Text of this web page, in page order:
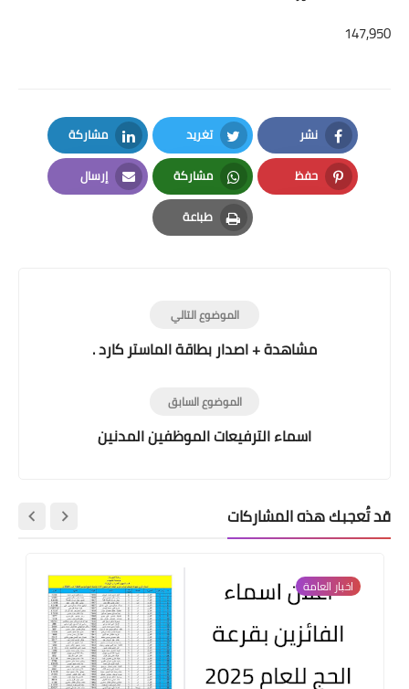
147,950
نشر
Facebook
تغريد
Twitter
مشاركة
LinkedIn
حفظ
Pinterest
مشاركة
Whatsapp
إرسال
Email
طباعة
Print
الموضوع التالي
مشاهدة + اصدار بطاقة الماستر كارد .
الموضوع السابق
اسماء الترفيعات الموظفين المدنين
قد تُعجبك هذه المشاركات
اخبار العامة